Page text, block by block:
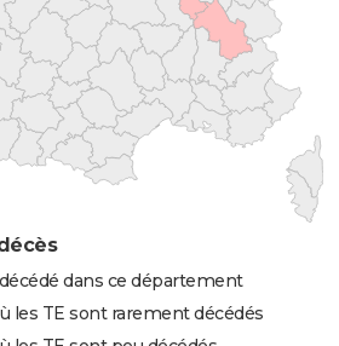
dans ce département
les TE sont rarement décédés